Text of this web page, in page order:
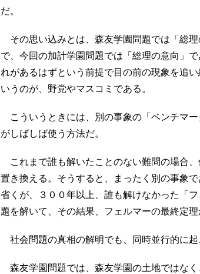
だ。
その思い込みとは、森友学園問題では「総理
で、今回の加計学園問題では「総理の意向」
れがあるはずという前提で目の前の現象を追い
いうのが、野党やマスコミである。
こういうときには、別の事象の「ベンチマ
がしばしば使う方法だ。
これまで誰も解いたことのない難問の場合
置き換える。そうすると、まったく別の事象
省くが、３００年以上、誰も解けなかった「
題を解いて、その結果、フェルマーの最終定理
社会問題の真相の解明でも、同時並行的に起
森友学園問題では、森友学園の土地ではな